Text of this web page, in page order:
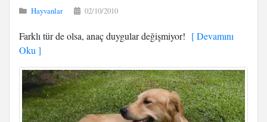
Hayvanlar 02/10/2010
Farklı tür de olsa, anaç duygular değişmiyor! [ Devamını
Oku ]